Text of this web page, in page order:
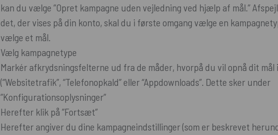
kan du vælge ”Opret kampagne uden vejledning ved hjælp af mål.”
det, der vises på din konto, skal du i første omgang vælge en
vælge et mål.
Vælg kampagnetype
Markér afkrydsningsfelterne ud fra de måder, hvorpå du vil opnå dit mål
(“Websitetrafik”, “Telefonopkald” eller “Appdownloads”. Dette sker under
”Konfigurationsoplysninger”
Herefter klik på ”Fortsæt”
Herefter angiver du dine kampagneindstillinger (som er beskrevet